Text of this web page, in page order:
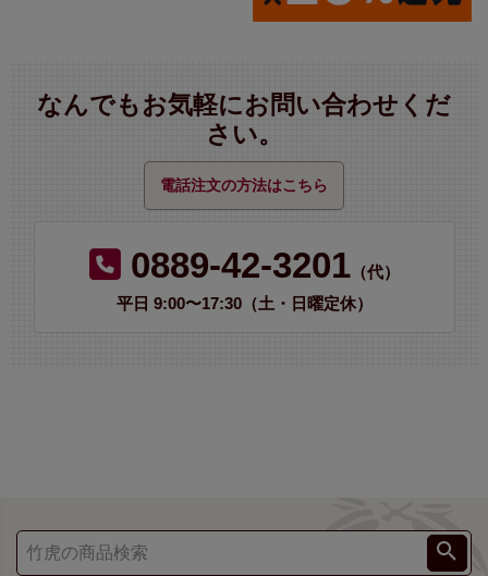
なんでもお気軽にお問い合わせくだ
さい。
電話注文の方法はこちら
0889-42-3201（代）
平日 9:00〜17:30（土・日曜定休）